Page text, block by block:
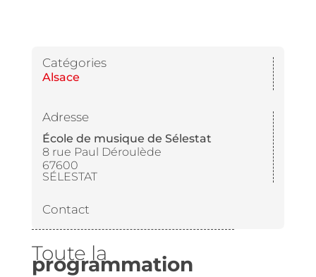
Catégories
Alsace
Adresse
École de musique de Sélestat
8 rue Paul Déroulède
67600
SÉLESTAT
Contact
Toute la
programmation